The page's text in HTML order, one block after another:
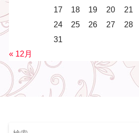
17
18 19 20 21
24
25 26 27 28
31
« 12月